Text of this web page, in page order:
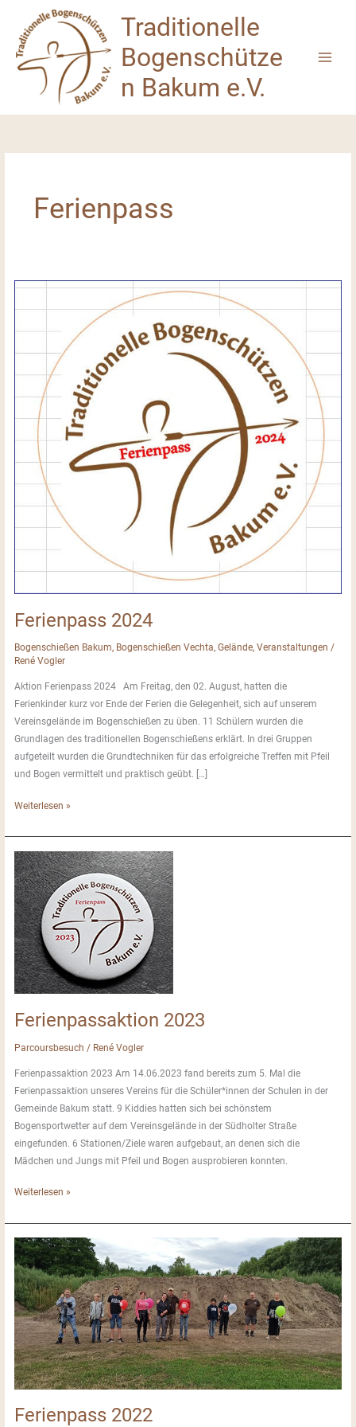
springen
Traditionelle
Bogenschütze
n Bakum e.V.
Ferienpass
Ferienpass 2024
Bogenschießen Bakum, Bogenschießen Vechta,Gelände,Veranstaltungen /
René Vogler
Aktion Ferienpass 2024 Am Freitag, den 02. August, hatten die
Ferienkinder kurz vor Ende der Ferien die Gelegenheit, sich auf unserem
Vereinsgelände im Bogenschießen zu üben. 11 Schülern wurden die
Grundlagen des traditionellen Bogenschießens erklärt. In drei Gruppen
aufgeteilt wurden die Grundtechniken für das erfolgreiche Treffen mit Pfeil
und Bogen vermittelt und praktisch geübt. […]
Ferienpass
Weiterlesen »
Ferienpassaktion 2023
Parcoursbesuch / René Vogler
Ferienpassaktion 2023 Am 14.06.2023 fand bereits zum 5. Mal die
Ferienpassaktion unseres Vereins für die Schüler*innen der Schulen in der
Gemeinde Bakum statt. 9 Kiddies hatten sich bei schönstem
Bogensportwetter auf dem Vereinsgelände in der Südholter Straße
eingefunden. 6 Stationen/Ziele waren aufgebaut, an denen sich die
Mädchen und Jungs mit Pfeil und Bogen ausprobieren konnten.
Ferienpassaktion
Weiterlesen »
Ferienpass 2022